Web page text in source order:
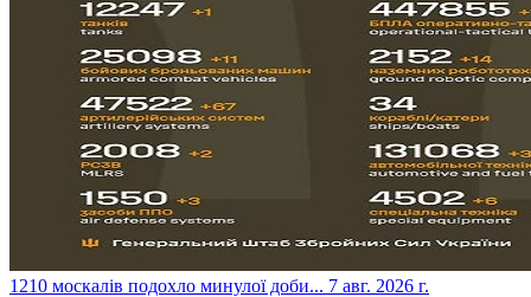
​1210 москалів подохло минулої доби... 7 авг. 2026 г.